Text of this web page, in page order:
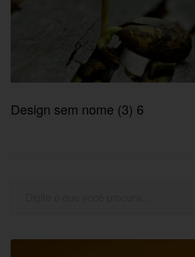
Design sem nome (3) 6